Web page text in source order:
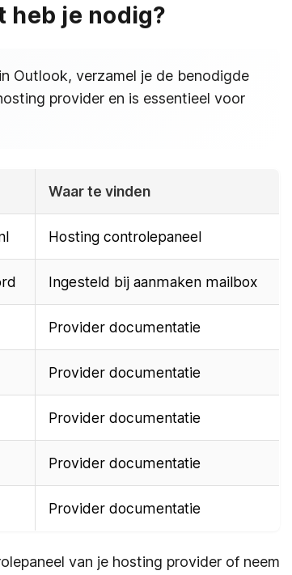
heb je nodig?
Outlook, verzamel je de benodigde
provider en is essentieel voor
Waar te vinden
Hosting controlepaneel
Ingesteld bij aanmaken mailbox
Provider documentatie
Provider documentatie
Provider documentatie
Provider documentatie
Provider documentatie
van je hosting provider of neem